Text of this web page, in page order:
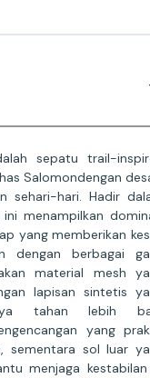
sepatu trail-
Salomondengan
sehari-hari. Hadir
menampilkan
yang memberikan
dengan berbagai
material mesh
lapisan sintetis
tahan lebih
yang
sementara sol luar
menjaga